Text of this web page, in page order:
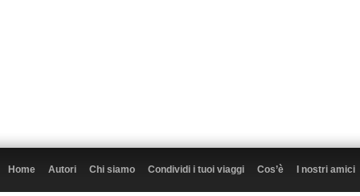
Home Autori Chi siamo Condividi i tuoi viaggi Cos’è I nostri amici